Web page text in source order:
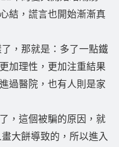
結，謊言也開始漸漸真
，那就是：多了一點鐵
加理性，更加注重結果
過醫院，也有人則是家
，這個被騙的原因，就
大餅導致的，所以進入